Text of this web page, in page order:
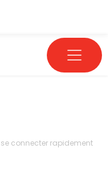
connecter rapidement